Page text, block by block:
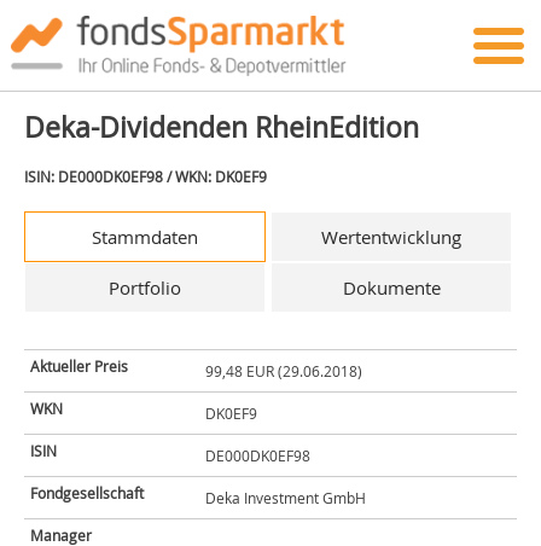
Deka-Dividenden RheinEdition
ISIN: DE000DK0EF98 / WKN: DK0EF9
Stammdaten Wertentwicklung
Portfolio Dokumente
Aktueller Preis
99,48 EUR (29.06.2018)
WKN
DK0EF9
ISIN
DE000DK0EF98
Fondgesellschaft
Deka Investment GmbH
Manager